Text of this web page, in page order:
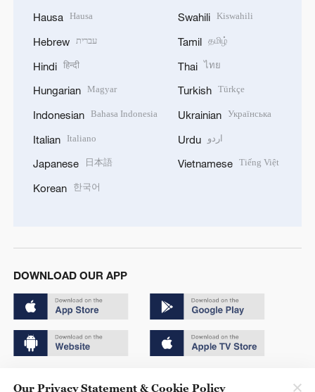
Hausa Hausa
Hebrew עברית
Hindi हिन्दी
Hungarian Magyar
Indonesian Bahasa Indonesia
Italian Italiano
Japanese 日本語
Korean 한국어
Swahili Kiswahili
Tamil தமிழ்
Thai ไทย
Turkish Türkçe
Ukrainian Українська
Urdu اردو
Vietnamese Tiếng Việt
DOWNLOAD OUR APP
Our Privacy Statement & Cookie Policy